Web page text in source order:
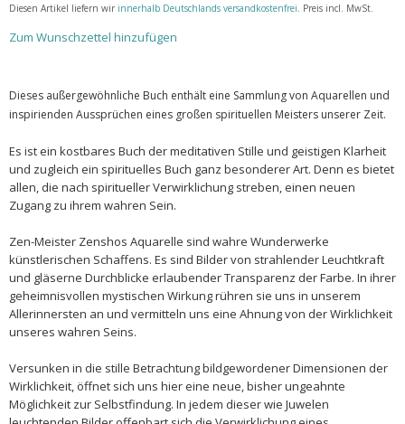
Diesen Artikel liefern wir innerhalb Deutschlands versandkostenfrei. Preis incl. MwSt.
Zum Wunschzettel hinzufügen
Dieses außergewöhnliche Buch enthält eine Sammlung von Aquarellen und
inspirienden Aussprüchen eines großen spirituellen Meisters unserer Zeit.
Es ist ein kostbares Buch der meditativen Stille und geistigen Klarheit
und zugleich ein spirituelles Buch ganz besonderer Art. Denn es bietet
allen, die nach spiritueller Verwirklichung streben, einen neuen
Zugang zu ihrem wahren Sein.
Zen-Meister Zenshos Aquarelle sind wahre Wunderwerke
künstlerischen Schaffens. Es sind Bilder von strahlender Leuchtkraft
und gläserne Durchblicke erlaubender Transparenz der Farbe. In ihrer
geheimnisvollen mystischen Wirkung rühren sie uns in unserem
Allerinnersten an und vermitteln uns eine Ahnung von der Wirklichkeit
unseres wahren Seins.
Versunken in die stille Betrachtung bildgewordener Dimensionen der
Wirklichkeit, öffnet sich uns hier eine neue, bisher ungeahnte
Möglichkeit zur Selbstfindung. In jedem dieser wie Juwelen